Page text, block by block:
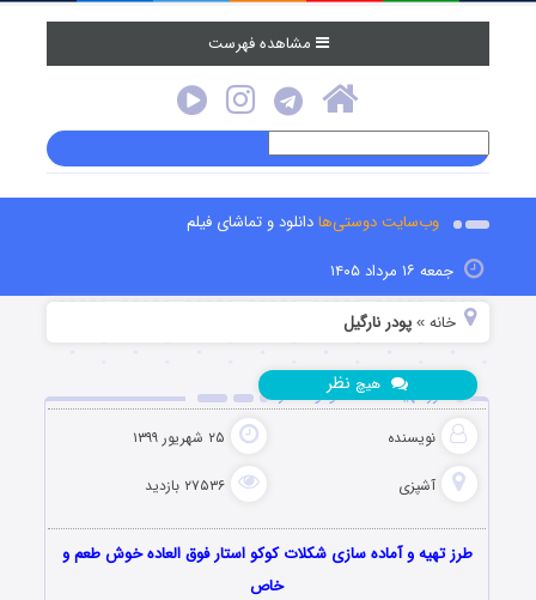
مشاهده فهرست
وب‌سایت دوستی‌هادانلود و تماشای فیلم
جمعه ۱۶ مرداد ۱۴۰۵
خانه »پودر نارگیل
طرز تهیه شکلات کوکو استار
نویسنده ۲۵ شهریور ۱۳۹۹
آشپزی ۲۷۵۳۶ بازدید
هیچ نظر
طرز تهیه و آماده سازی شکلات کوکو استار فوق العاده خوش طعم و
خاص